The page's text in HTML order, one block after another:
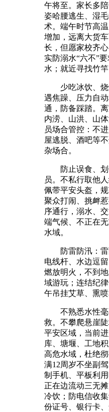
午将至。家长多
姿哈腰逃生、湿
术。端午时节高
增加，远离大货
长，但愿家校齐
实防溺水“六不”
水；就近寻找竹竿
少吃冰饮、烧
遇焦躁、压力自
通，防备踩踏。
内涝、山洪、山
员场合管控：不
屋逃脱、酒吧等
杂场合。
防止误食、划
员。不私行取他
佩带平安头盔，
聚众打闹、挑衅
序通行，溺水、
端气候、不正在
水域。
防雷防汛：雷
电线杆、水边逗
燃放明火，不到
域游玩；连结纪
午吊挂艾草、熏喷
不熟悉水性毫
救。不攀爬悬崖
平安区域，当前
库、塘堰、工地
高危水域，杜绝
满12周岁不坐副
制手机、平板利
正在边流动三无
冷饮；防电信收
份证号、银行卡